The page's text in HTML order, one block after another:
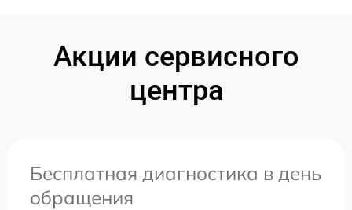
Акции сервисного
центра
Бесплатная диагностика в день
обращения